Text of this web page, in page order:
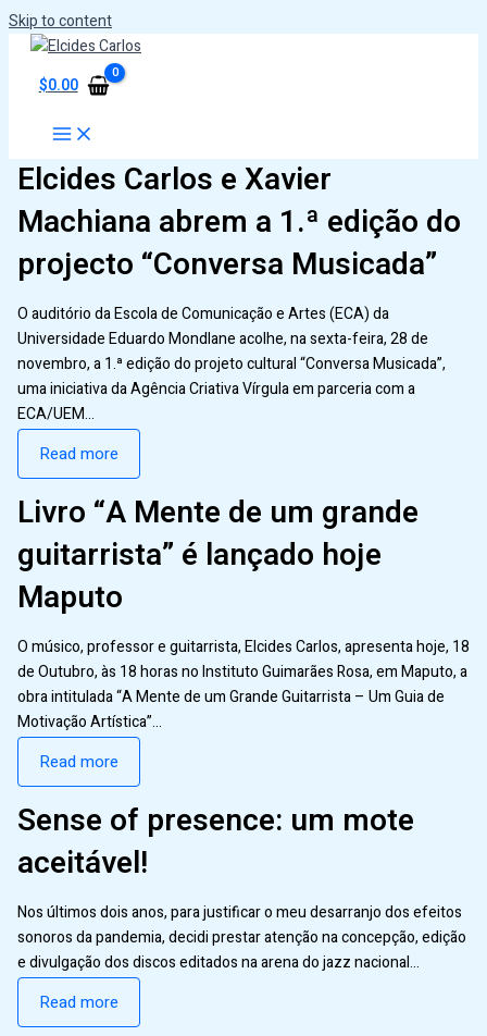
Skip to content
$0.00
Elcides Carlos e Xavier
Machiana abrem a 1.ª edição do
projecto “Conversa Musicada”
O auditório da Escola de Comunicação e Artes (ECA) da
Universidade Eduardo Mondlane acolhe, na sexta-feira, 28 de
novembro, a 1.ª edição do projeto cultural “Conversa Musicada”,
uma iniciativa da Agência Criativa Vírgula em parceria com a
ECA/UEM…
Read more
Livro “A Mente de um grande
guitarrista” é lançado hoje
Maputo
O músico, professor e guitarrista, Elcides Carlos, apresenta hoje, 18
de Outubro, às 18 horas no Instituto Guimarães Rosa, em Maputo, a
obra intitulada “A Mente de um Grande Guitarrista – Um Guia de
Motivação Artística”…
Read more
Sense of presence: um mote
aceitável!
Nos últimos dois anos, para justificar o meu desarranjo dos efeitos
sonoros da pandemia, decidi prestar atenção na concepção, edição
e divulgação dos discos editados na arena do jazz nacional…
Read more